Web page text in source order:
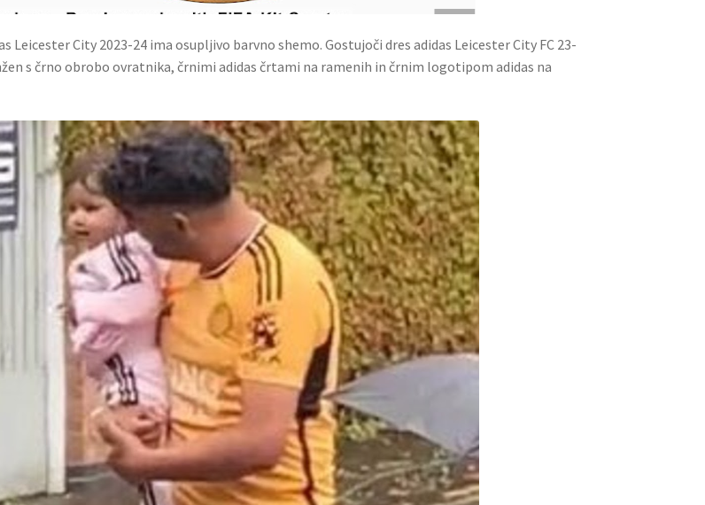
Leicester City 2023-24 ima osupljivo barvno shemo. Gostujoči dres adidas Leicester City FC 23-
s črno obrobo ovratnika, črnimi adidas črtami na ramenih in črnim logotipom adidas na